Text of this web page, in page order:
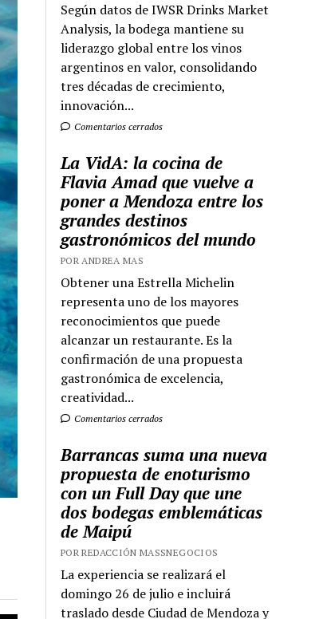
Según datos de IWSR Drinks Market
Analysis, la bodega mantiene su
liderazgo global entre los vinos
argentinos en valor, consolidando
tres décadas de crecimiento,
innovación...
Comentarios cerrados
La VidA: la cocina de
Flavia Amad que vuelve a
poner a Mendoza entre los
grandes destinos
gastronómicos del mundo
POR ANDREA MAS
Obtener una Estrella Michelin
representa uno de los mayores
reconocimientos que puede
alcanzar un restaurante. Es la
confirmación de una propuesta
gastronómica de excelencia,
creatividad...
Comentarios cerrados
Barrancas suma una nueva
propuesta de enoturismo
con un Full Day que une
dos bodegas emblemáticas
de Maipú
POR REDACCIÓN MASSNEGOCIOS
La experiencia se realizará el
domingo 26 de julio e incluirá
traslado desde Ciudad de Mendoza y